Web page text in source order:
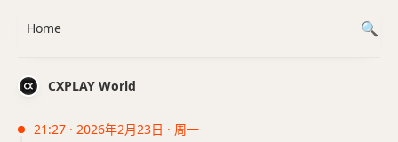
CXPLAY World
21:27 · 2026年2月23日 · 周一
Home